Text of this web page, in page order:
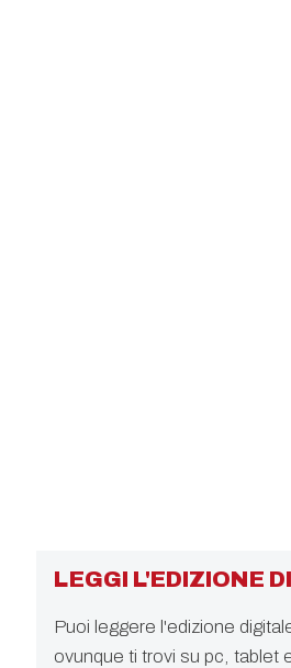
LEGGI L'EDIZIONE
Puoi leggere l'edizione
ovunque ti trovi su pc, tablet